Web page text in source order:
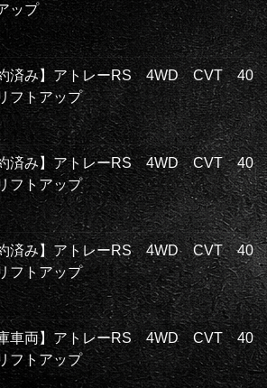
ップ
約済み】アトレーRS 4WD CVT 40
フトアップ
済み】アトレーRS 4WD CVT 40
フトアップ
約済み】アトレーRS 4WD CVT 40
フトアップ
車両】アトレーRS 4WD CVT 40
フトアップ